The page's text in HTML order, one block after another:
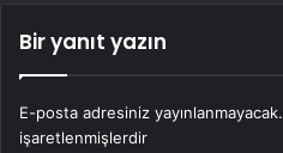
Bir yanıt yazın
E-posta adresiniz yayınlanmayacak.
işaretlenmişlerdir